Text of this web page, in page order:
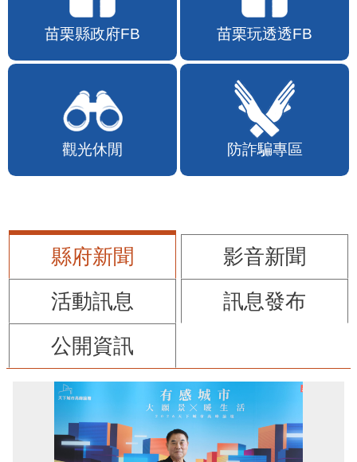
苗栗縣政府FB 苗栗玩透透FB
觀光休閒 防詐騙專區
縣府新聞
影音新聞
活動訊息
訊息發布
公開資訊